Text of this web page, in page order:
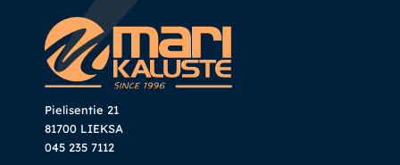
Pielisentie 21
81700 LIEKSA
045 235 7112